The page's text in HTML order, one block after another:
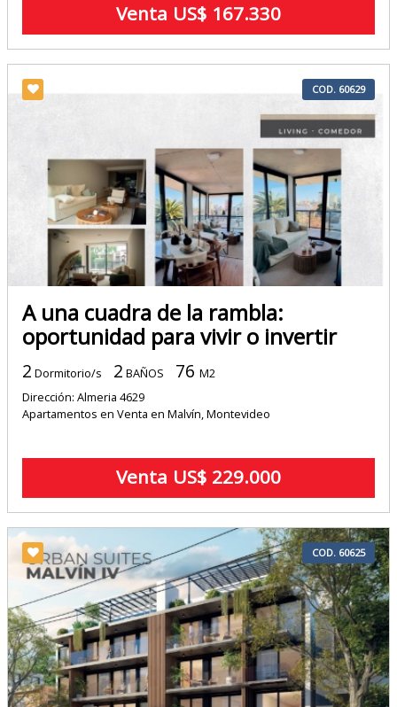
Venta US$ 167.330
COD. 60629
A una cuadra de la rambla:
oportunidad para vivir o invertir
2 Dormitorio/s 2 BAÑOS 76 M2
Dirección: Almeria 4629
Apartamentos en Venta en Malvín, Montevideo
Venta US$ 229.000
COD. 60625